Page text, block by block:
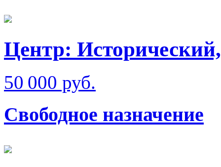
Центр:
50 000 руб.
Свободное назначение